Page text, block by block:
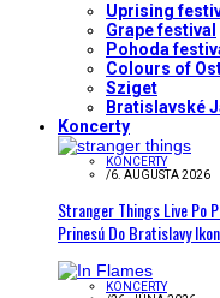
Uprising
Grape festival
Pohoda
Colours of
Sziget
Bratislavské
Koncerty
KONCERTY
/6. AUGUSTA 2026
Stranger Things Live Po
Prinesú Do Bratislavy
KONCERTY